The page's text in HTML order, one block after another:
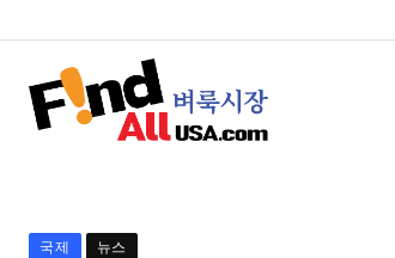
국제 뉴스